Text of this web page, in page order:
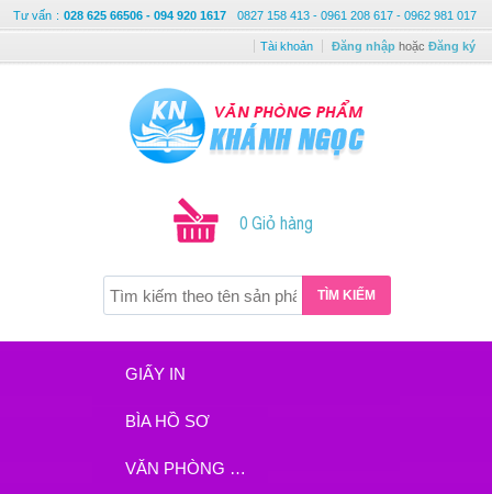
Tư vấn : 028 625 66506 - 094 920 1617 0827 158 413 - 0961 208 617 - 0962 981 017
Tài khoản Đăng nhập hoặc Đăng ký
0 Giỏ hàng
TÌM KIẾM
GIẤY IN
BÌA HỒ SƠ
VĂN PHÒNG PHẨM